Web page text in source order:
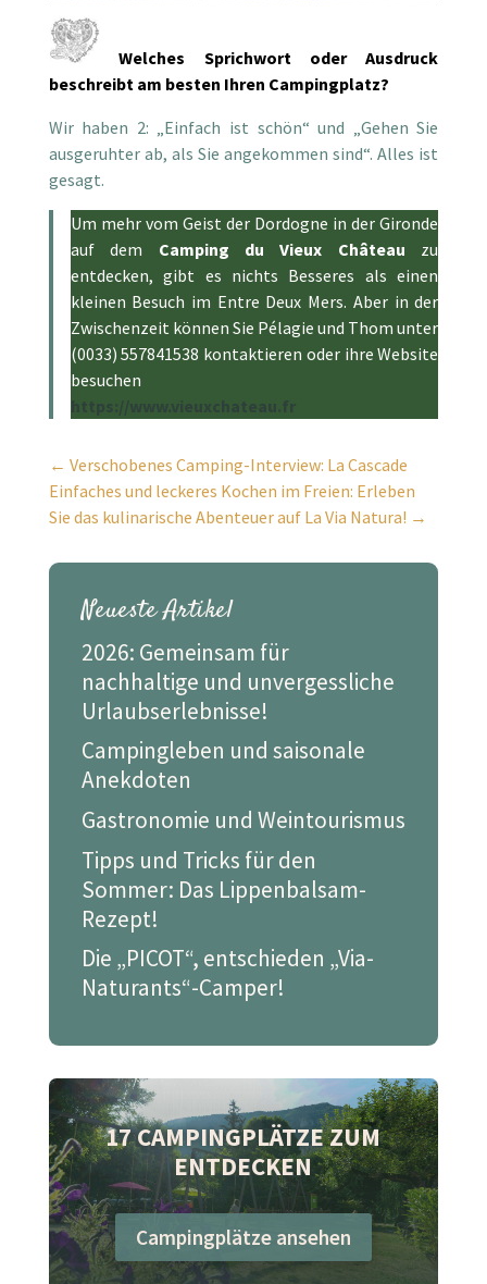
Welches Sprichwort oder Ausdruck
beschreibt am besten Ihren Campingplatz?
Wir haben 2: „Einfach ist schön“ und „Gehen Sie
ausgeruhter ab, als Sie angekommen sind“. Alles ist
gesagt.
Um mehr vom Geist der Dordogne in der Gironde
auf dem Camping du Vieux Château zu
entdecken, gibt es nichts Besseres als einen
kleinen Besuch im Entre Deux Mers. Aber in der
Zwischenzeit können Sie Pélagie und Thom unter
(0033) 557841538 kontaktieren oder ihre Website
besuchen
https://www.vieuxchateau.fr
← Verschobenes Camping-Interview: La Cascade
Einfaches und leckeres Kochen im Freien: Erleben
Sie das kulinarische Abenteuer auf La Via Natura! →
Neueste Artikel
2026: Gemeinsam für
nachhaltige und unvergessliche
Urlaubserlebnisse!
Campingleben und saisonale
Anekdoten
Gastronomie und Weintourismus
Tipps und Tricks für den
Sommer: Das Lippenbalsam-
Rezept!
Die „PICOT“, entschieden „Via-
Naturants“-Camper!
17 CAMPINGPLÄTZE ZUM
ENTDECKEN
Campingplätze ansehen